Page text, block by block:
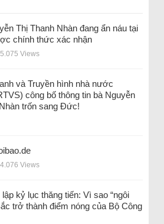
Thị Thanh Nhàn đang ẩn náu tại
chính thức xác nhận
Views
và Truyền hình nhà nước
công bố thông tin bà Nguyễn
trốn sang Đức!
Views
kỷ lục thăng tiến: Vì sao “ngôi
trở thành điểm nóng của Bộ Công